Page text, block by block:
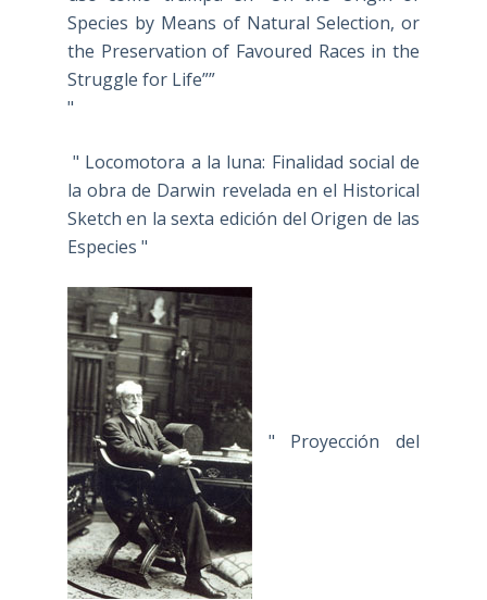
Species by Means of Natural Selection, or
the Preservation of Favoured Races in the
Struggle for Life””
"
" Locomotora a la luna: Finalidad social de
la obra de Darwin revelada en el Historical
Sketch en la sexta edición del Origen de las
Especies "
" Proyección del